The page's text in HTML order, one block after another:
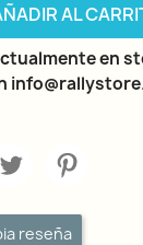
AL
en
reseña